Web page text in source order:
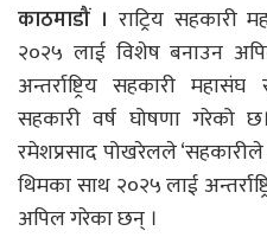
काठमाडौं । राट्रिय सहकारी
२०२५ लाई विशेष बनाउन
अन्तर्राष्ट्रिय सहकारी महासंघ
सहकारी वर्ष घोषणा गरेको
रमेशप्रसाद पोखरेलले ‘सहकारीले
थिमका साथ २०२५ लाई
अपिल गरेका छन् ।